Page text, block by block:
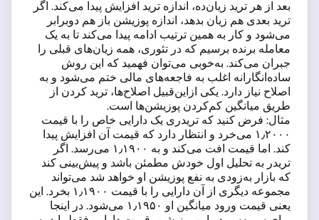
بعد از هر ترید زیان‌ده، اندازه ترید افزایش پیدا می‌کند. اگر
ترید بعدی هم زیان بدهد، اندازه پوزیشن باز هم دوبرابر
می‌شود و کار به همین ترتیب ادامه پیدا می‌کند تا به یک
معامله برنده برسیم که در تئوری، همه زیان‌های قبلی را
جبران می‌کند. به‌خوبی می‌توان فهمید که این روش
ساده‌انگارانه اغلب به فاجعه‌های مالی ختم می‌شود و به
اصلاح نیاز دارد. یکی ازاین‌قبیل اصلاح‌ها، ترید کردن از
طریق میانگین کم‌کردن پوزیشن‌ها است.
مثال: فرض کنید که تریدری یک دارایی خاص را با قیمت
۱٫۲۰۰۰ می‌خرد و انتظار دارد که قیمت آن افزایش پیدا
کند. اما قیمت افت می‌کند و به ۱٫۱۹۰۰ می‌رسد. اگر
تریدر به تحلیل اول خودش مطمئن باشد و پیش‌بینی کند
که بازار به‌زودی به نفع پوزیشن او خواهد شد می‌تواند
مجموعه دیگری از آن دارایی را با قیمت ۱٫۱۹۰۰ بخرد. این
یعنی قیمت ورود میانگین او ۱٫۱۹۵۰ می‌شود. در اینجا